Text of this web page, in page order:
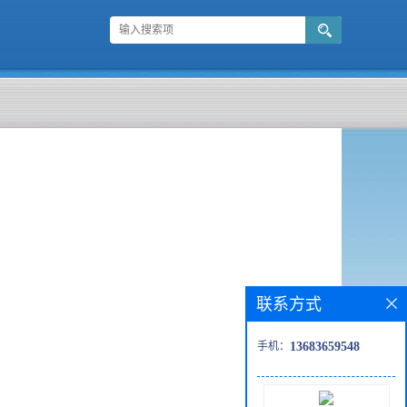
联系方式
手机： 13683659548